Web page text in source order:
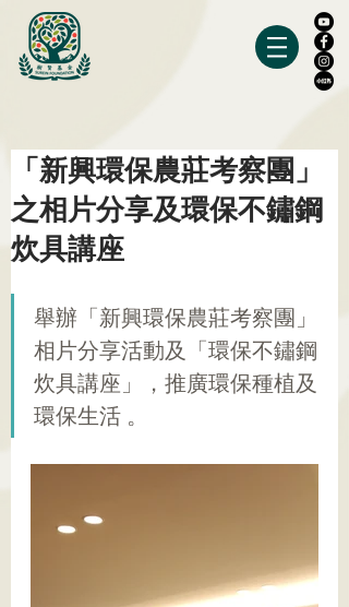
「新興環保農莊考察團」
之相片分享及環保不鏽鋼
炊具講座
舉辦「新興環保農莊考察團」
相片分享活動及「環保不鏽鋼
炊具講座」，推廣環保種植及
環保生活 。